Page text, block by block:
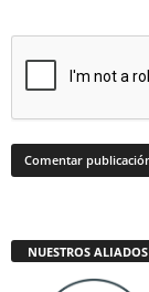
NUESTROS ALIADOS